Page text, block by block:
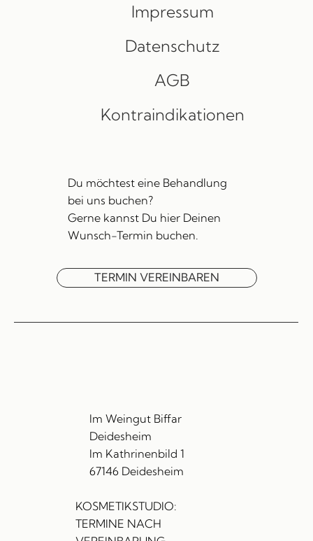
KOSMETIKSTUDIO:
TERMINE NACH
Du möchtest eine Behandlung
bei uns buchen?
Gerne kannst Du hier Deinen
Wunsch-Termin buchen.
Impressum
Datenschutz
AGB
Kontraindikationen
Im Weingut Biffar
Deidesheim
Im Kathrinenbild 1
67146 Deidesheim
TERMIN VEREINBAREN